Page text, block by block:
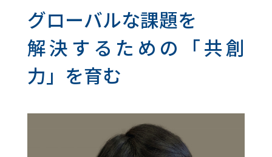
グローバルな課題を
解決するための「共創
力」を育む